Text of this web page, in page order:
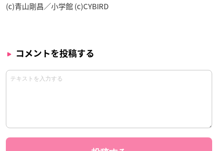
(c)青山剛昌／小学館 (c)CYBIRD
コメントを投稿する